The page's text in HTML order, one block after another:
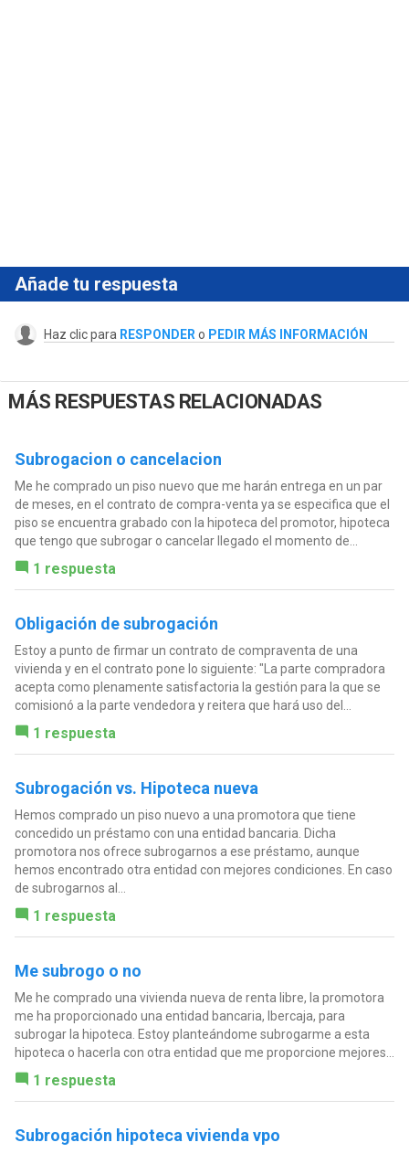
Añade tu respuesta
Haz clic para RESPONDER o PEDIR MÁS INFORMACIÓN
MÁS RESPUESTAS RELACIONADAS
Subrogacion o cancelacion
Me he comprado un piso nuevo que me harán entrega en un par
de meses, en el contrato de compra-venta ya se especifica que el
piso se encuentra grabado con la hipoteca del promotor, hipoteca
que tengo que subrogar o cancelar llegado el momento de...
1 respuesta
Obligación de subrogación
Estoy a punto de firmar un contrato de compraventa de una
vivienda y en el contrato pone lo siguiente: "La parte compradora
acepta como plenamente satisfactoria la gestión para la que se
comisionó a la parte vendedora y reitera que hará uso del...
1 respuesta
Subrogación vs. Hipoteca nueva
Hemos comprado un piso nuevo a una promotora que tiene
concedido un préstamo con una entidad bancaria. Dicha
promotora nos ofrece subrogarnos a ese préstamo, aunque
hemos encontrado otra entidad con mejores condiciones. En caso
de subrogarnos al...
1 respuesta
Me subrogo o no
Me he comprado una vivienda nueva de renta libre, la promotora
me ha proporcionado una entidad bancaria, Ibercaja, para
subrogar la hipoteca. Estoy planteándome subrogarme a esta
hipoteca o hacerla con otra entidad que me proporcione mejores...
1 respuesta
Subrogación hipoteca vivienda vpo